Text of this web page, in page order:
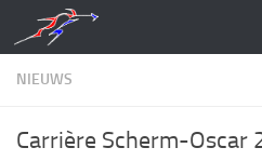
Doorgaan naar inhoud
NIEUWS
Carrière Scherm-Oscar